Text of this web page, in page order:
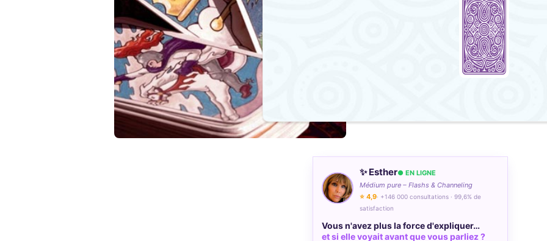
✨ Esther● EN LIGNE
Médium pure – Flashs & Channeling
⭐ 4,9· +146 000 consultations · 99,6% de
satisfaction
Vous n'avez plus la force d'expliquer…
et si elle voyait avant que vous parliez ?